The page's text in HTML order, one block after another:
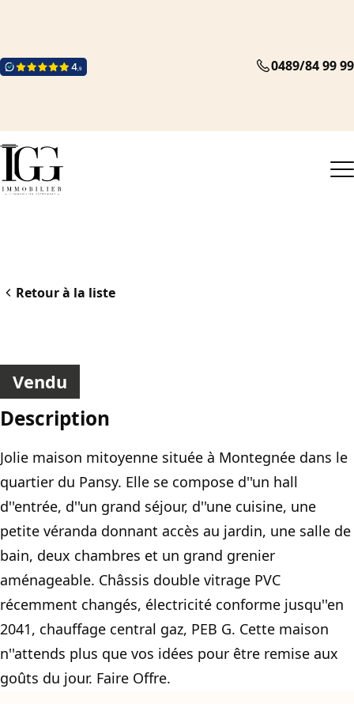
0489/84 99 99
Retour à la liste
Vendu
Description
Jolie maison mitoyenne située à Montegnée dans le
quartier du Pansy. Elle se compose d''un hall
d''entrée, d''un grand séjour, d''une cuisine, une
petite véranda donnant accès au jardin, une salle de
bain, deux chambres et un grand grenier
aménageable. Châssis double vitrage PVC
récemment changés, électricité conforme jusqu''en
2041, chauffage central gaz, PEB G. Cette maison
n''attends plus que vos idées pour être remise aux
goûts du jour. Faire Offre.